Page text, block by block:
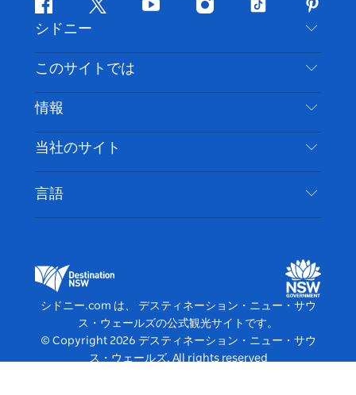
フ
ェ
イ
ス
ブ
ッ
ク
ツ
ッ
タ
ー
ユ
チ
ー
イ
ス
グ
ム
テ
ッ
ト
ク
ピ
ン
タ
レ
ス
ト
シドニー
お問い合わせ
免責事項
クッキーに関する通知
このサイトでは
目的地
やるべきこと
イベント
宿泊施設
情報
旅行情報
アクセシブルシドニー
ビジネスを登録する
当社のサイト
デスティネーション・ニュー・サウス・ウェール
ズメディアセンター
ビビッド・シドニー
言語
シドニー.com は、 デスティネーション・ニュー・サウ
ス・ウェールズの公式観光サイトです。
© Copyright 2026 デスティネーション・ニュー・サウ
ス・ウェールズ. All rights reserved